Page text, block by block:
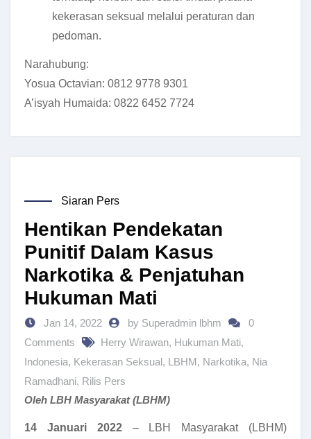
kekerasan seksual melalui peraturan dan
pedoman.
Narahubung:
Yosua Octavian: 0812 9778 9301
A’isyah Humaida: 0822 6452 7724
Siaran Pers
Hentikan Pendekatan
Punitif Dalam Kasus
Narkotika & Penjatuhan
Hukuman Mati
Jan 14, 2022 by Superadmin lbhm
0
Comments
Herry Wirawan, Hukuman Mati,
Indonesia, Kekerasan Seksual, LBHM, Narkotika, Nia
Ramadhani, Rilis Pers
Oleh LBH Masyarakat (LBHM)
14 Januari 2022– LBH Masyarakat (LBHM)